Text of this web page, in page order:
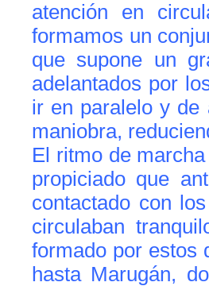
atención en
formamos un
que supone un
adelantados por
ir en paralelo y de
maniobra,
El ritmo de
propiciado que
contactado con
circulaban
formado por estos
hasta Marugán,